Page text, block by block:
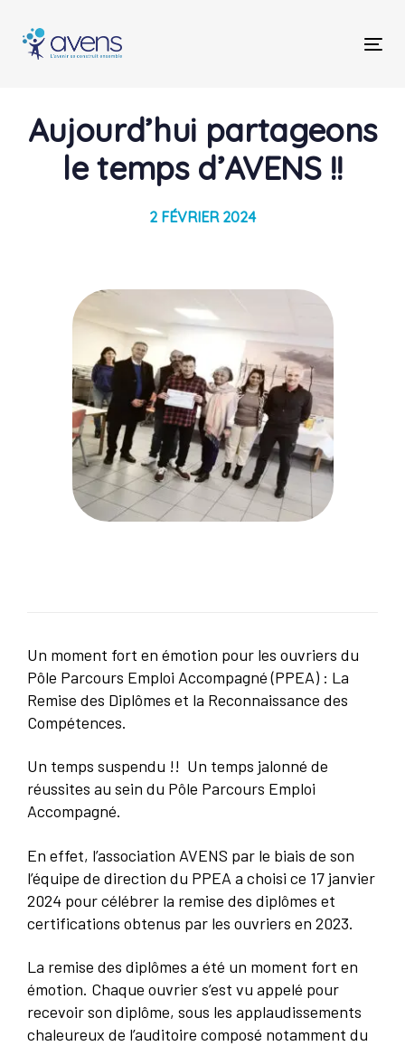
links
primary
contentAujourd’hui partageons
le temps d’AVENS !!
2 FÉVRIER 2024
Un moment fort en émotion pour les ouvriers du
Pôle Parcours Emploi Accompagné (PPEA) : La
Remise des Diplômes et la Reconnaissance des
Compétences.
Un temps suspendu !! Un temps jalonné de
réussites au sein du Pôle Parcours Emploi
Accompagné.
En effet, l’association AVENS par le biais de son
l’équipe de direction du PPEA a choisi ce 17 janvier
2024 pour célébrer la remise des diplômes et
certifications obtenus par les ouvriers en 2023.
La remise des diplômes a été un moment fort en
émotion. Chaque ouvrier s’est vu appelé pour
recevoir son diplôme, sous les applaudissements
chaleureux de l’auditoire composé notamment du
Post
navigation